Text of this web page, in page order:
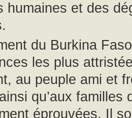
humaines et des
du Burkina
les plus
au peuple ami et
qu’aux familles
éprouvées. Il